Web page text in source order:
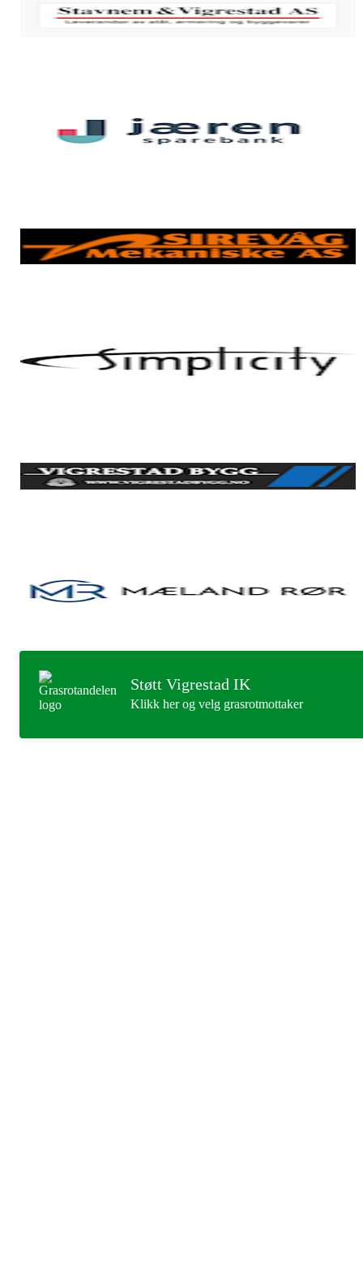
Støtt Vigrestad IK
Klikk her og velg grasrotmottaker